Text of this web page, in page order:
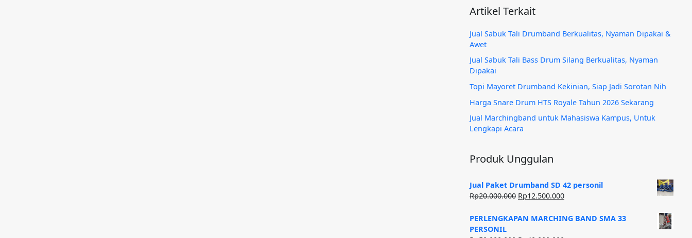
Artikel Terkait
Jual Sabuk Tali Drumband Berkualitas, Nyaman Dipakai &
Awet
Jual Sabuk Tali Bass Drum Silang Berkualitas, Nyaman
Dipakai
Topi Mayoret Drumband Kekinian, Siap Jadi Sorotan Nih
Harga Snare Drum HTS Royale Tahun 2026 Sekarang
Jual Marchingband untuk Mahasiswa Kampus, Untuk
Lengkapi Acara
Produk Unggulan
Jual Paket Drumband SD 42 personil
Rp20.000.000 Harga
adalah:
Rp12.500.000Harga
ini
PERLENGKAPAN MARCHING BAND SMA 33
PERSONIL